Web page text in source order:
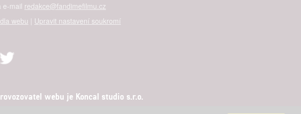
e-mail redakce@fandimefilmu.cz
webu | Upravit nastavení soukromí
webu je Koncal studio s.r.o.